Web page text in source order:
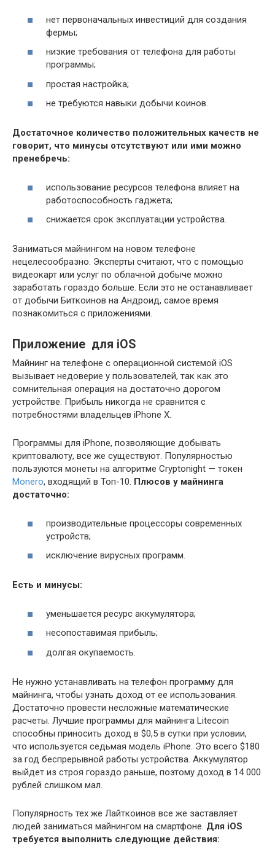
нет первоначальных инвестиций для создания
фермы;
низкие требования от телефона для работы
программы;
простая настройка;
не требуются навыки добычи коинов.
Достаточное количество положительных качеств не
говорит, что минусы отсутствуют или ими можно
пренебречь:
использование ресурсов телефона влияет на
работоспособность гаджета;
снижается срок эксплуатации устройства.
Заниматься майнингом на новом телефоне
нецелесообразно. Эксперты считают, что с помощью
видеокарт или услуг по облачной добыче можно
заработать гораздо больше. Если это не останавливает
от добычи Биткоинов на Андроид, самое время
познакомиться с приложениями.
Приложение для iOS
Майнинг на телефоне с операционной системой iOS
вызывает недоверие у пользователей, так как это
сомнительная операция на достаточно дорогом
устройстве. Прибыль никогда не сравнится с
потребностями владельцев iPhone X.
Программы для iPhone, позволяющие добывать
криптовалюту, все же существуют. Популярностью
пользуются монеты на алгоритме Cryptonight — токен
Monero, входящий в Топ-10. Плюсов у майнинга
достаточно:
производительные процессоры современных
устройств;
исключение вирусных программ.
Есть и минусы:
уменьшается ресурс аккумулятора;
несопоставимая прибыль;
долгая окупаемость.
Не нужно устанавливать на телефон программу для
майнинга, чтобы узнать доход от ее использования.
Достаточно провести несложные математические
расчеты. Лучшие программы для майнинга Litecoin
способны приносить доход в $0,5 в сутки при условии,
что используется седьмая модель iPhone. Это всего $180
за год беспрерывной работы устройства. Аккумулятор
выйдет из строя гораздо раньше, поэтому доход в 14 000
рублей слишком мал.
Популярность тех же Лайткоинов все же заставляет
людей заниматься майнингом на смартфоне. Для iOS
требуется выполнить следующие действия: